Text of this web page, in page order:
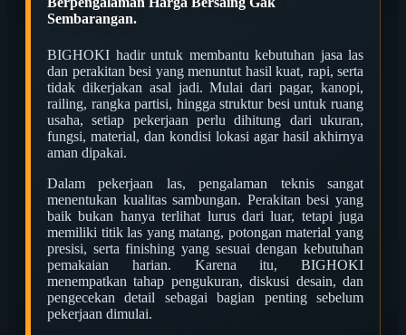
Sembarangan.
BIGHOKI hadir untuk membantu kebutuhan jasa las
dan perakitan besi yang menuntut hasil kuat, rapi, serta
tidak dikerjakan asal jadi. Mulai dari pagar, kanopi,
railing, rangka partisi, hingga struktur besi untuk ruang
usaha, setiap pekerjaan perlu dihitung dari ukuran,
fungsi, material, dan kondisi lokasi agar hasil akhirnya
aman dipakai.
Dalam pekerjaan las, pengalaman teknis sangat
menentukan kualitas sambungan. Perakitan besi yang
baik bukan hanya terlihat lurus dari luar, tetapi juga
memiliki titik las yang matang, potongan material yang
presisi, serta finishing yang sesuai dengan kebutuhan
pemakaian harian. Karena itu, BIGHOKI
menempatkan tahap pengukuran, diskusi desain, dan
pengecekan detail sebagai bagian penting sebelum
pekerjaan dimulai.